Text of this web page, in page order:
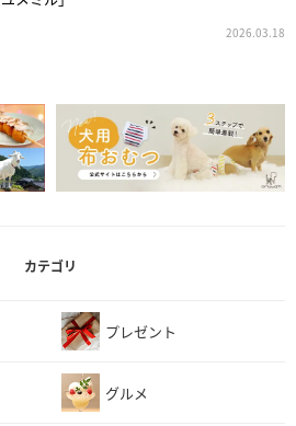
2026.03.18
カテゴリ
プレゼント
グルメ